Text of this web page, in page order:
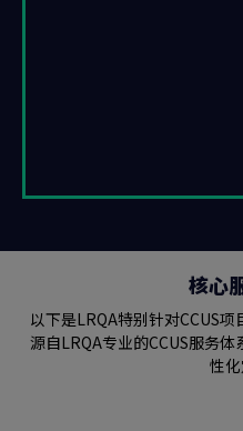
核心
以下是LRQA特别针对CCUS
源自LRQA专业的CCUS服务
性化